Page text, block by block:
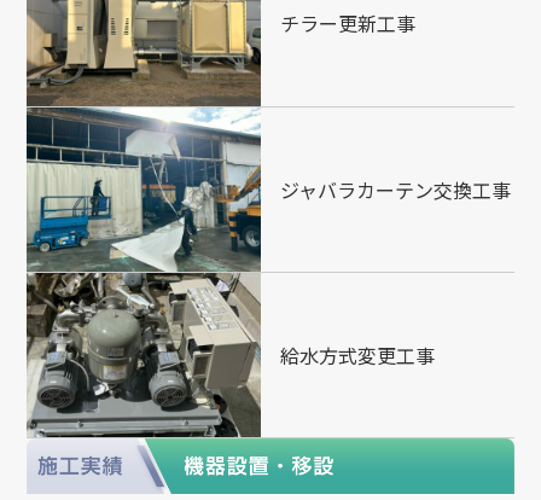
チラー更新工事
ジャバラカーテン交換工事
給水方式変更工事